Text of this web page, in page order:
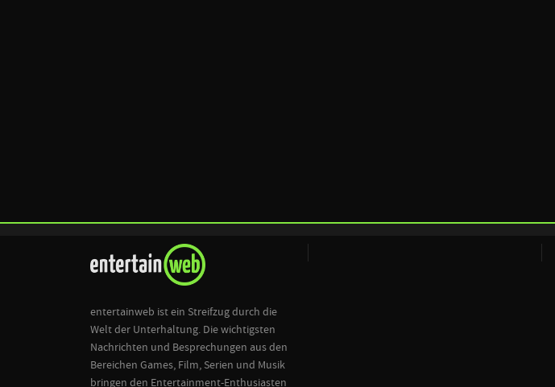
entertainweb ist ein Streifzug durch die
Welt der Unterhaltung. Die wichtigsten
Nachrichten und Besprechungen aus den
Bereichen Games, Film, Serien und Musik
bringen den Entertainment-Enthusiasten